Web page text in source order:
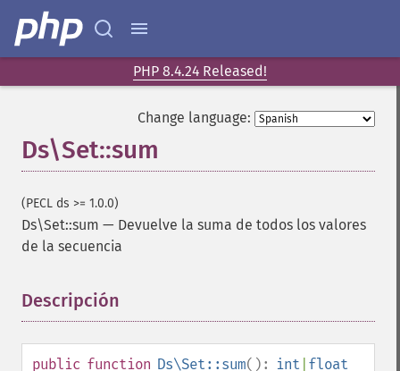
PHP 8.4.24 Released!
Change language:
Ds\Set::sum
(PECL ds >= 1.0.0)
Ds\Set::sum — Devuelve la suma de todos los valores
de la secuencia
Descripción
public function Ds\Set::sum(): int float